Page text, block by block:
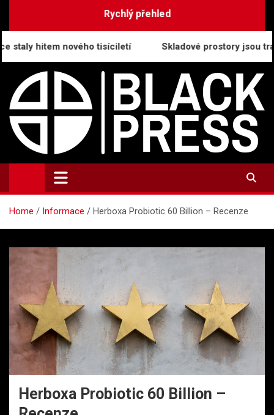
Rychlý přehled
nového tisíciletí Skladové prostory jsou trategický
BlackPress.cz
Aktuality, informace a tiskové zprávy
Home Informace Herboxa Probiotic 60 Billion – Recenze
Herboxa Probiotic 60 Billion –